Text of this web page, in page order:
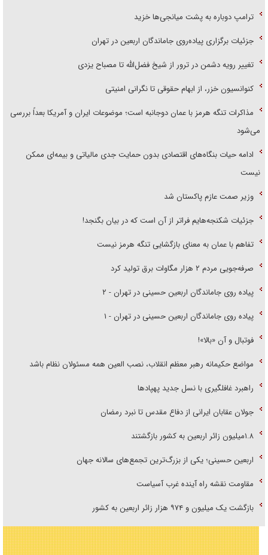
ترامپ دوباره به پشت میانجی‌ها خزید
جزئیات برگزاری پیاده‌روی جاماندگان اربعین در تهران
تغییر رویه دشمن در ترور از شیخ فضل‌الله تا مصباح یزدی
کنوانسیون خزر، از ابهام حقوقی تا نگرانی امنیتی
مذاکرات تنگه هرمز با عمان دوجانبه است؛ موضوعات ایران و آمریکا بعداً بررسی
می‌شود
ادامه حیات بنگاه‌های اقتصادی بدون حمایت جدی مالیاتی و بیمه‌ای ممکن
نیست
وزیر صمت عازم پاکستان شد
جزئیات شکنجه‌هایم فراتر از آن است که در بیان بگنجد!
تفاهم با عمان به معنای بازگشایی تنگه هرمز نیست
صرفه‌جویی مردم ۲ هزار مگاوات برق تولید کرد
پیاده روی جاماندگان اربعین حسینی در تهران - ۲
پیاده روی جاماندگان اربعین حسینی در تهران - ۱
فوتبال و آن «بالا»!
مواضع حکیمانه رهبر معظم انقلاب، نصب العین همه مسئولان نظام باشد
راهبرد غافلگیری با نسل جدید پهپاد‌ها
جولان عقابان ایرانی از دفاع مقدس تا نبرد رمضان
۱.۸میلیون زائر اربعین به کشور بازگشتند
اربعین حسینی؛ یکی از بزرگ‌ترین تجمع‌های سالانه جهان
مقاومت نقشه راه آینده غرب آسیاست
بازگشت یک میلیون و ۹۷۴ هزار زائر اربعین به کشور